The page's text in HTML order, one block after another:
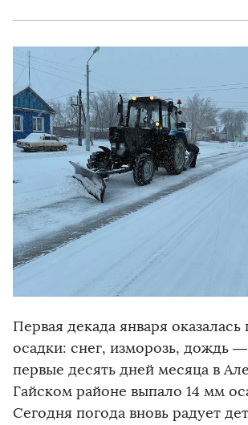
Первая декада января
осадки: снег, изморозь, дождь —
первые десять дней месяца в
Гайском районе выпало 14 мм
Сегодня погода вновь радует